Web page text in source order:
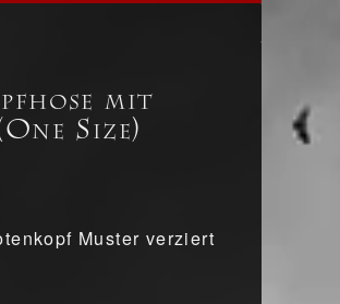
mit
Size)
Muster verziert